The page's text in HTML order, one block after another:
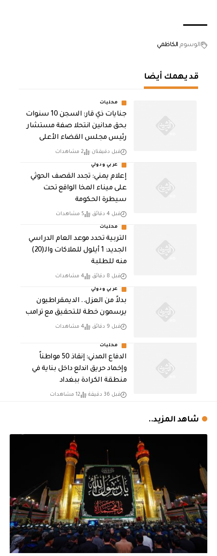
الوسوم الكاظمي
قد يهمك أيضا
محليات
جنايات ذي قار: السجن 10 سنوات
بحق مدانين انتحلا صفة مستشار
رئيس مجلس القضاء الأعلى
قبل دقيقتان 2 مشاهدات
عربي ودولي
إعلام يمني: تجدد القصف الحوثي
على ميناء المخا الواقع تحت
سيطرة الحكومة
قبل 4 دقائق 5 مشاهدات
محليات
التربية تحدد موعد العام الدراسي
الجديد: 1 أيلول للملاكات والـ(20)
منه للطلبة
قبل 8 دقائق 4 مشاهدات
عربي ودولي
بدلاً من العزل.. الديمقراطيون
يرسمون خطة للتحقيق مع ترامب
قبل 9 دقائق 4 مشاهدات
محليات
الدفاع المدني: إنقاذ 50 مواطناً
وإخماد حريق اندلع داخل بناية في
منطقة الكرادة ببغداد
قبل 36 دقيقة 12 مشاهدات
شاهد المزيد..